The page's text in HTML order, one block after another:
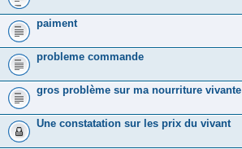
paiment
probleme commande
gros problème sur ma nourriture vivante
Une constatation sur les prix du vivant